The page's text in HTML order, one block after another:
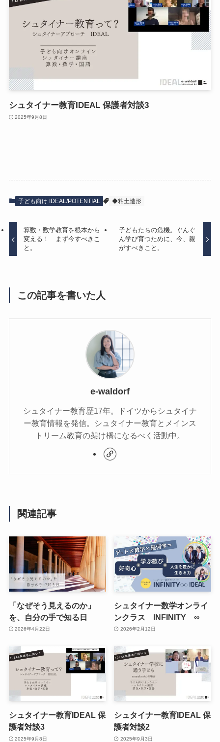
シュタイナー教育IDEAL 保護者対談3
2025年9月8日
子ども向け IDEAL/POTENTIAL ◆粘土造形
算数・数学教育を根本から
変える！ まず今すべきこ
と。
子どもたちの危機。ぐんぐ
ん学び育つために、今、親
がすべきこと。
この記事を書いた人
e-waldorf
シュタイナー教育歴17年。ドイツからシュタイナ
ー教育情報を発信。シュタイナー教育とメインス
トリーム教育の架け橋になるべく活動中。
関連記事
「なぜそう見えるのか」
を、自分の手で知る日
2026年4月22日
シュタイナー数学オンライ
ンクラス INFINITY ∞
2026年2月12日
シュタイナー教育IDEAL 保
護者対談3
2025年9月8日
シュタイナー教育IDEAL 保
護者対談2
2025年9月3日